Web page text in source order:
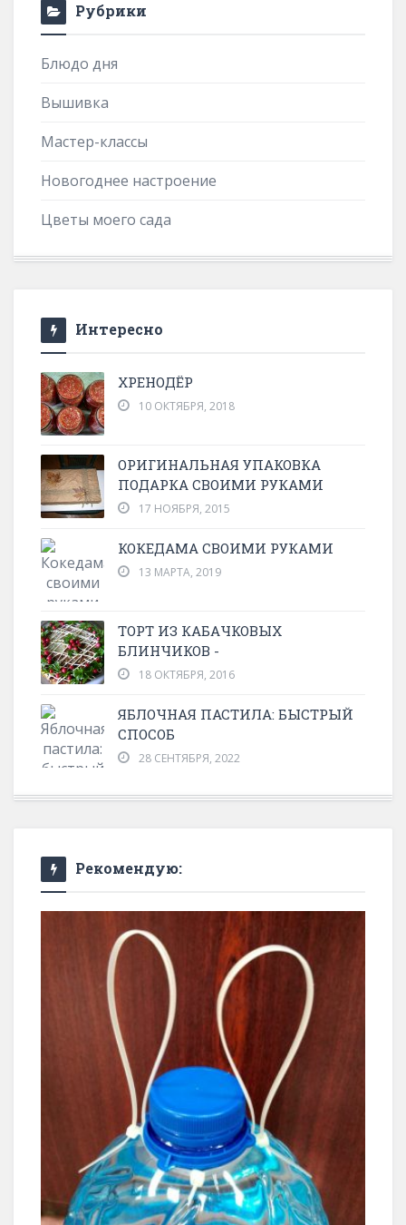
Рубрики
Блюдо дня
Вышивка
Мастер-классы
Новогоднее настроение
Цветы моего сада
Интересно
ХРЕНОДЁР
10 ОКТЯБРЯ, 2018
ОРИГИНАЛЬНАЯ УПАКОВКА
ПОДАРКА СВОИМИ РУКАМИ
17 НОЯБРЯ, 2015
КОКЕДАМА СВОИМИ РУКАМИ
13 МАРТА, 2019
ТОРТ ИЗ КАБАЧКОВЫХ
БЛИНЧИКОВ -
18 ОКТЯБРЯ, 2016
ЯБЛОЧНАЯ ПАСТИЛА: БЫСТРЫЙ
СПОСОБ
28 СЕНТЯБРЯ, 2022
Рекомендую: